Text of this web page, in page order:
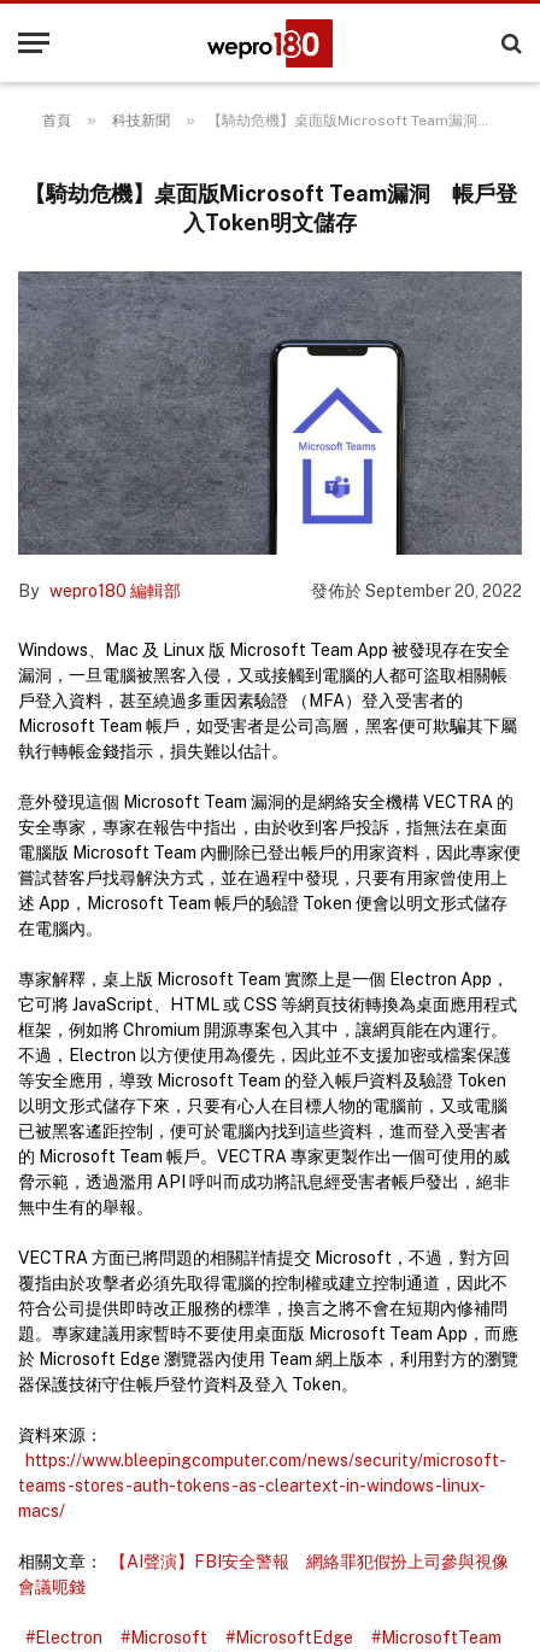
首頁 » 科技新聞 » 【騎劫危機】桌面版Microsoft Team漏洞 帳戶登入Token明文儲存
【騎劫危機】桌面版Microsoft Team漏洞 帳戶登
入Token明文儲存
By wepro180 編輯部 發佈於September 20, 2022
Windows、Mac 及 Linux 版 Microsoft Team App 被發現存在安全
漏洞，一旦電腦被黑客入侵，又或接觸到電腦的人都可盜取相關帳
戶登入資料，甚至繞過多重因素驗證 （MFA）登入受害者的
Microsoft Team 帳戶，如受害者是公司高層，黑客便可欺騙其下屬
執行轉帳金錢指示，損失難以估計。
意外發現這個 Microsoft Team 漏洞的是網絡安全機構 VECTRA 的
安全專家，專家在報告中指出，由於收到客戶投訴，指無法在桌面
電腦版 Microsoft Team 內刪除已登出帳戶的用家資料，因此專家便
嘗試替客戶找尋解決方式，並在過程中發現，只要有用家曾使用上
述 App，Microsoft Team 帳戶的驗證 Token 便會以明文形式儲存
在電腦內。
專家解釋，桌上版 Microsoft Team 實際上是一個 Electron App，
它可將 JavaScript、HTML 或 CSS 等網頁技術轉換為桌面應用程式
框架，例如將 Chromium 開源專案包入其中，讓網頁能在內運行。
不過，Electron 以方便使用為優先，因此並不支援加密或檔案保護
等安全應用，導致 Microsoft Team 的登入帳戶資料及驗證 Token
以明文形式儲存下來，只要有心人在目標人物的電腦前，又或電腦
已被黑客遙距控制，便可於電腦內找到這些資料，進而登入受害者
的 Microsoft Team 帳戶。VECTRA 專家更製作出一個可使用的威
脅示範，透過濫用 API 呼叫而成功將訊息經受害者帳戶發出，絕非
無中生有的舉報。
VECTRA 方面已將問題的相關詳情提交 Microsoft，不過，對方回
覆指由於攻擊者必須先取得電腦的控制權或建立控制通道，因此不
符合公司提供即時改正服務的標準，換言之將不會在短期內修補問
題。專家建議用家暫時不要使用桌面版 Microsoft Team App，而應
於 Microsoft Edge 瀏覽器內使用 Team 網上版本，利用對方的瀏覽
器保護技術守住帳戶登竹資料及登入 Token。
資料來源：
https://www.bleepingcomputer.com/news/security/microsoft-
teams-stores-auth-tokens-as-cleartext-in-windows-linux-
macs/
相關文章：
【AI聲演】FBI安全警報 網絡罪犯假扮上司參與視像
會議呃錢
#Electron #Microsoft #MicrosoftEdge
#MicrosoftTeam